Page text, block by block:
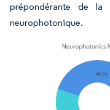
prépondérante de
neurophotonique.